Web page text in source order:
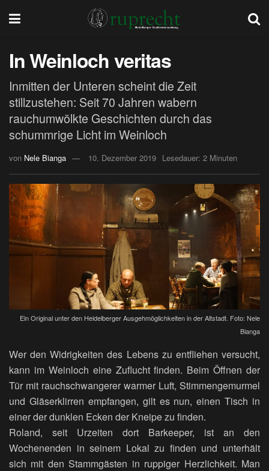
In Weinloch veritas
Inmitten der Unteren scheint die Zeit
stillzustehen: Seit 70 Jahren wabern
rauchumwölkte Geschichten durch das
schummrige Licht im Weinloch
von Nele Bianga 10. Dezember 2019 Lesedauer: 2 Minuten
Ein Original unter den Heidelberger Ausgehmöglichkeiten in der Altstadt. Foto: Nele
Bianga
Wer den Widrigkeiten des Lebens zu entfliehen versucht,
kann im Weinloch eine Zuflucht finden. Beim Öffnen der
Tür mit rauchschwangerer warmer Luft, Stimmengemurmel
und Gläserklirren empfangen, gilt es nun, einen Tisch in
einer der dunklen Ecken der Kneipe zu finden.
Roland, seit Urzeiten dort Barkeeper, ist an den
Wochenenden in seinem Lokal zu finden und unterhält
sich mit den Stammgästen in ruppiger Herzlichkeit. Man